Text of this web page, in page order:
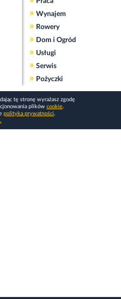
» Wynajem
» Rowery
» Dom i Ogród
» Usługi
» Serwis
» Pożyczki
tę stronę wyrażasz zgodę
plików cookie.
polityka prywatności.